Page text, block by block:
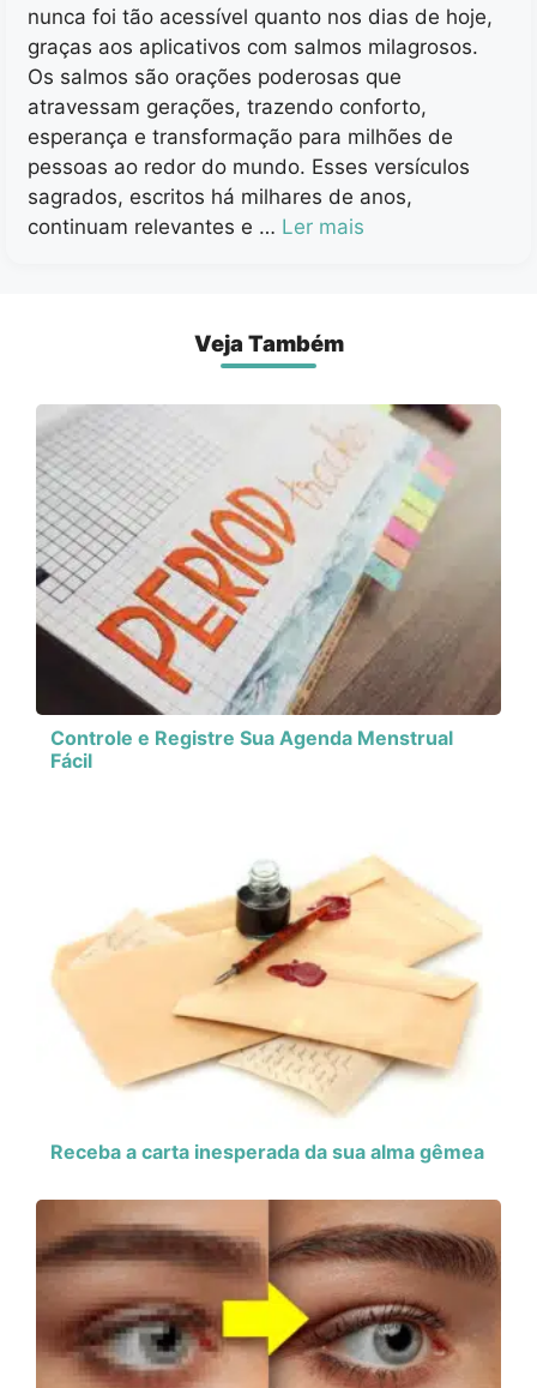
nunca foi tão acessível quanto nos dias de hoje,
graças aos aplicativos com salmos milagrosos.
Os salmos são orações poderosas que
atravessam gerações, trazendo conforto,
esperança e transformação para milhões de
pessoas ao redor do mundo. Esses versículos
sagrados, escritos há milhares de anos,
continuam relevantes e … Ler mais
Veja Também
Controle e Registre Sua Agenda Menstrual
Fácil
Receba a carta inesperada da sua alma gêmea